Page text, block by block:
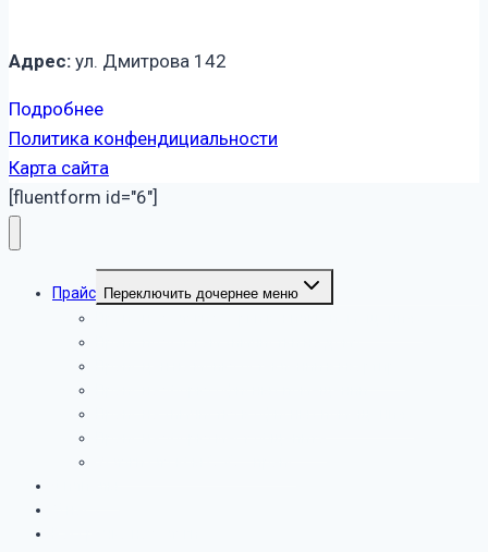
Адрес: ул. Дмитрова 142
Подробнее
Политика конфендициальности
Карта сайта
[fluentform id="6"]
Прайс Переключить дочернее меню